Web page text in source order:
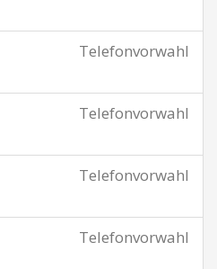
Telefonvorwahl
Telefonvorwahl
Telefonvorwahl
Telefonvorwahl